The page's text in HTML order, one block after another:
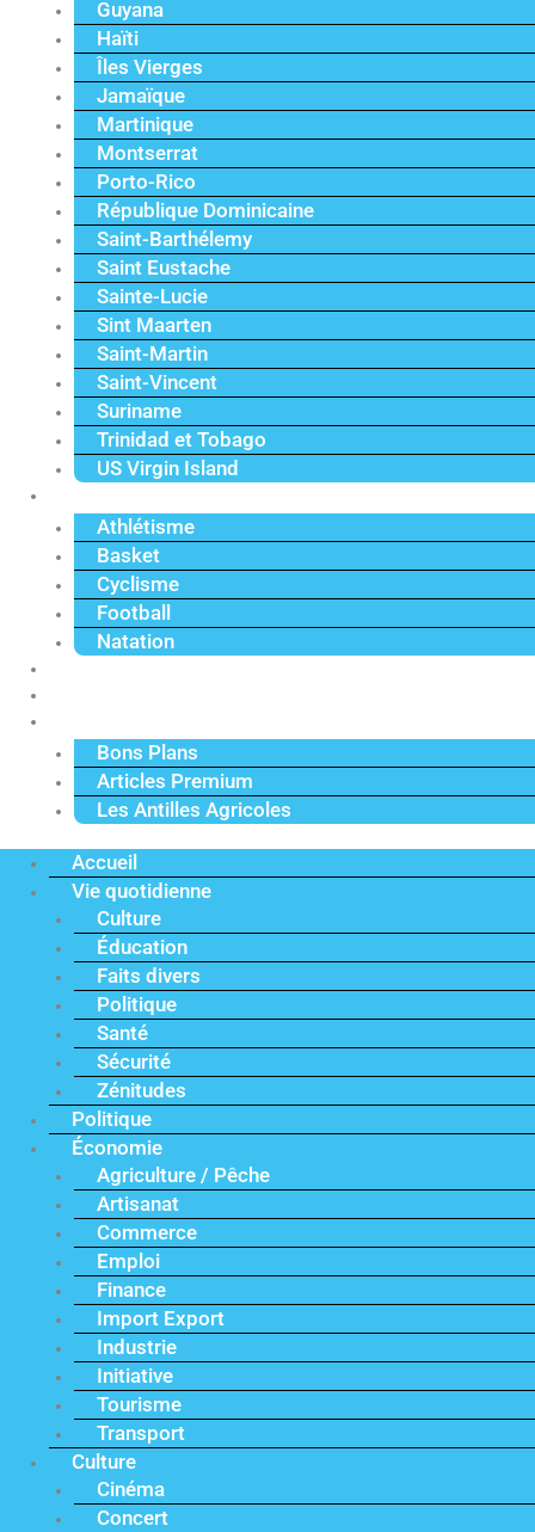
Guyana
Haïti
Îles Vierges
Jamaïque
Martinique
Montserrat
Porto-Rico
République Dominicaine
Saint-Barthélemy
Saint Eustache
Sainte-Lucie
Sint Maarten
Saint-Martin
Saint-Vincent
Suriname
Trinidad et Tobago
US Virgin Island
Athlétisme
Basket
Cyclisme
Football
Natation
Bons Plans
Articles Premium
Les Antilles Agricoles
Accueil
Vie quotidienne
Culture
Éducation
Faits divers
Politique
Santé
Sécurité
Zénitudes
Politique
Économie
Agriculture / Pêche
Artisanat
Commerce
Emploi
Finance
Import Export
Industrie
Initiative
Tourisme
Transport
Culture
Cinéma
Concert